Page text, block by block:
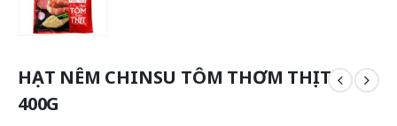
HẠT NÊM CHINSU TÔM THƠM THỊT
400G